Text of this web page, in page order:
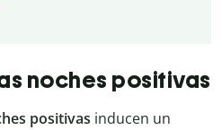
noches positivas
positivas inducen un